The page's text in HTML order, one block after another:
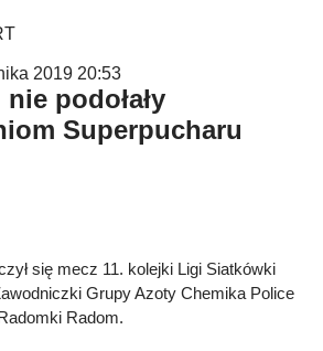
2019 20:53
podołały
Superpucharu
się mecz 11. kolejki Ligi Siatkówki
Grupy Azoty Chemika Police
Radom.